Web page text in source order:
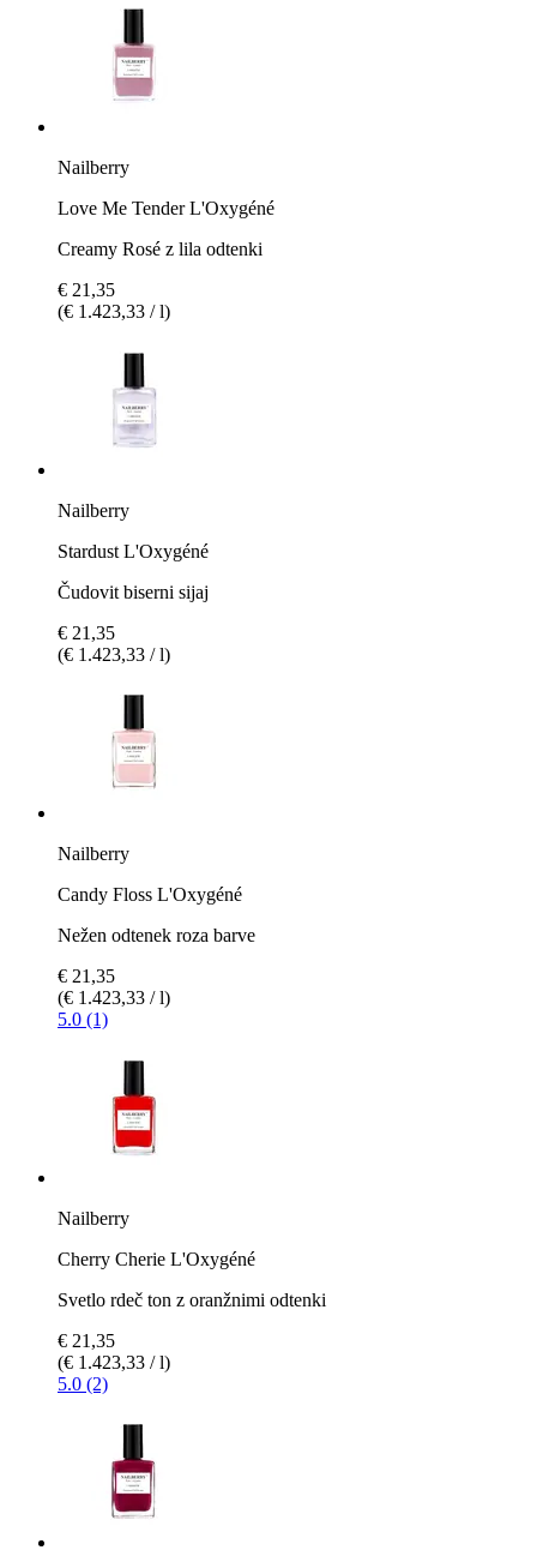
Nailberry
Love Me Tender L'Oxygéné
Creamy Rosé z lila odtenki
€ 21,35
(€ 1.423,33 / l)
Nailberry
Stardust L'Oxygéné
Čudovit biserni sijaj
€ 21,35
(€ 1.423,33 / l)
Nailberry
Candy Floss L'Oxygéné
Nežen odtenek roza barve
€ 21,35
(€ 1.423,33 / l)
5.0 (1)
Nailberry
Cherry Cherie L'Oxygéné
Svetlo rdeč ton z oranžnimi odtenki
€ 21,35
(€ 1.423,33 / l)
5.0 (2)